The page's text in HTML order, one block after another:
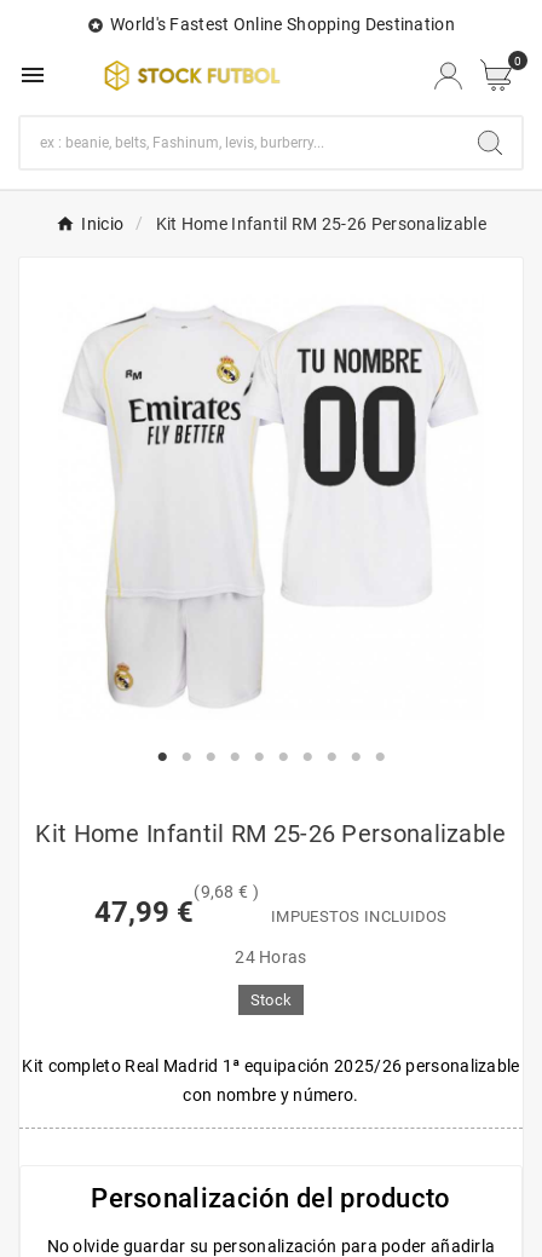
 World's Fastest Online Shopping Destination
 0
Inicio Kit Home Infantil RM 25-26 Personalizable
Kit Home Infantil RM 25-26 Personalizable
47,99 €
(9,68 € )
IMPUESTOS INCLUIDOS
24 Horas
Stock
Kit completo Real Madrid 1ª equipación 2025/26 personalizable
con nombre y número.
Personalización del producto
No olvide guardar su personalización para poder añadirla